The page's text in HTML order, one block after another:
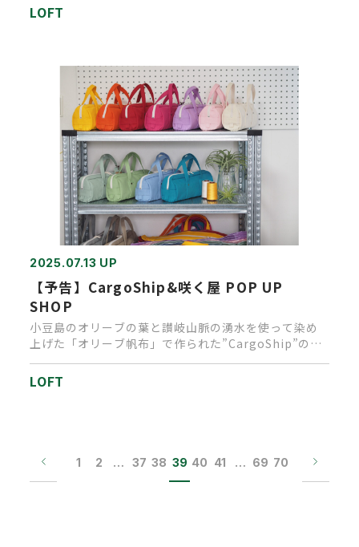
LOFT
2025.07.13 UP
【予告】CargoShip&咲く屋 POP UP
SHOP
小豆島のオリーブの葉と讃岐山脈の湧水を使って染め
上げた「オリーブ帆布」で作られた”CargoShip”のバ
ッグ。“咲く屋…
LOFT
1 2 … 37 38 39 40 41 … 69 70